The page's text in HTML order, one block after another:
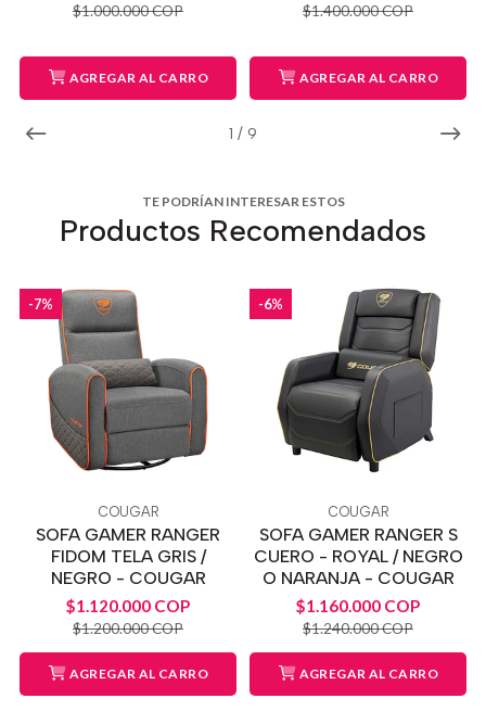
1 / 9
$1.000.000 COP
AGREGAR AL CARRO
$1.400.000 COP
AGREGAR AL CARRO
TE PODRÍAN INTERESAR ESTOS
Productos Recomendados
-7%
COUGAR
SOFA GAMER RANGER
FIDOM TELA GRIS /
NEGRO - COUGAR
$1.120.000 COP
$1.200.000 COP
AGREGAR AL CARRO
-6%
COUGAR
SOFA GAMER RANGER S
CUERO - ROYAL / NEGRO
O NARANJA - COUGAR
$1.160.000 COP
$1.240.000 COP
AGREGAR AL CARRO